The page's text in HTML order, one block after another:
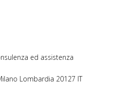
ed assistenza
Lombardia 20127 IT